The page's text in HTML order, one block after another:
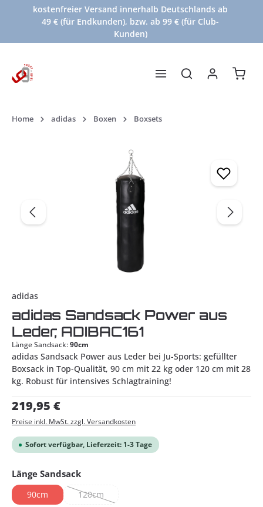
Zum Hauptinhalt springen
kostenfreier Versand innerhalb Deutschlands ab
49 € (für Endkunden), bzw. ab 99 € (für Club-
Kunden)
Home adidas Boxen Boxsets
adidas
adidas Sandsack Power aus
Leder, ADIBAC161
Länge Sandsack:90cm
adidas Sandsack Power aus Leder bei Ju-Sports: gefüllter
Boxsack in Top-Qualität, 90 cm mit 22 kg oder 120 cm mit 28
kg. Robust für intensives Schlagtraining!
Regulärer Preis:
219,95 €
Preise inkl. MwSt. zzgl. Versandkosten
Sofort verfügbar, Lieferzeit: 1-3 Tage
Länge Sandsackauswählen
90cm 120cm
(Diese Option ist zurzeit nicht verfügbar.)